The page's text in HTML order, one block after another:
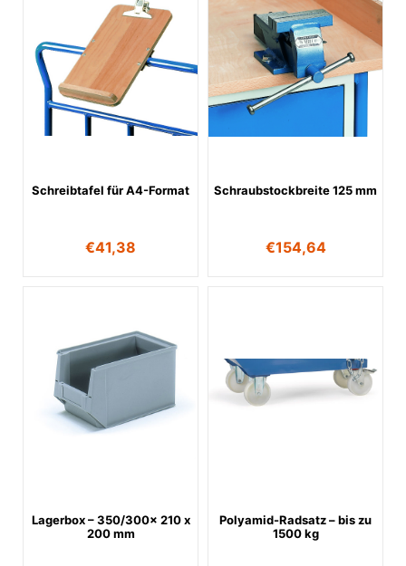
Schreibtafel für A4-Format
€41,38
Schraubstockbreite 125 mm
€154,64
Lagerbox – 350/300x 210 x
200 mm
Polyamid-Radsatz – bis zu
1500 kg